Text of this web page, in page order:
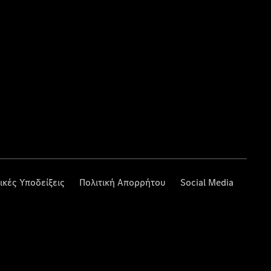
Υποδείξεις Πολιτική Απορρήτου Social Media